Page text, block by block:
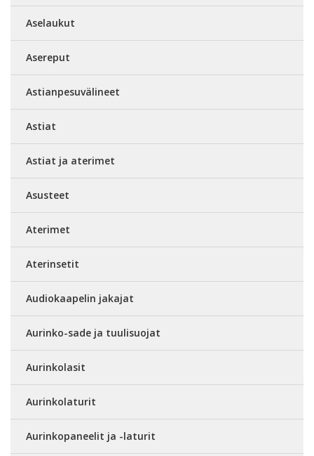
Aselaukut
Asereput
Astianpesuvälineet
Astiat
Astiat ja aterimet
Asusteet
Aterimet
Aterinsetit
Audiokaapelin jakajat
Aurinko-sade ja tuulisuojat
Aurinkolasit
Aurinkolaturit
Aurinkopaneelit ja -laturit